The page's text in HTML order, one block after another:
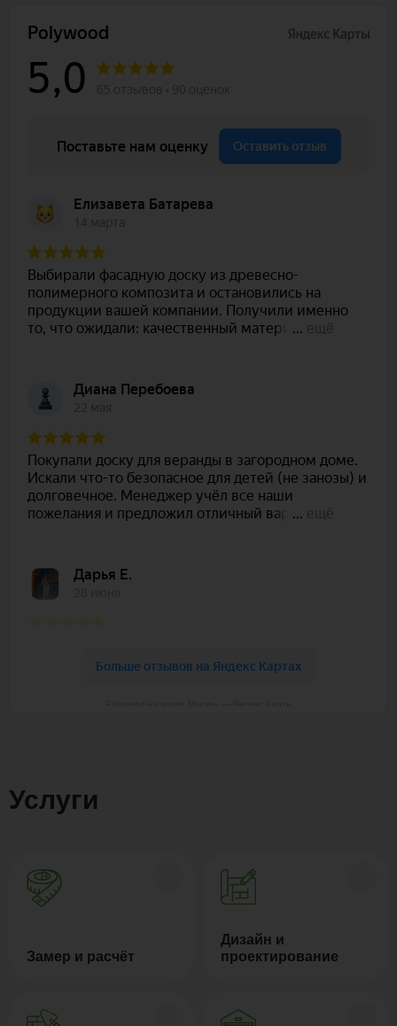
Услуги
Замер и расчёт
Дизайн и
проектирование